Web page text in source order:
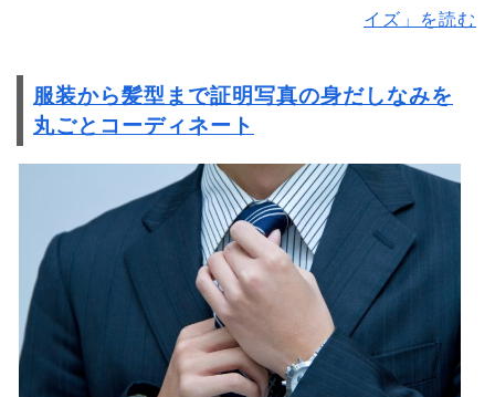
イズ」を読む
服装から髪型まで証明写真の身だしなみを
丸ごとコーディネート